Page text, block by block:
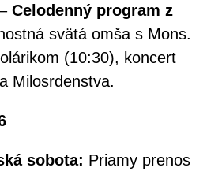
Celodenný program z
svätá omša s Mons.
(10:30), koncert
Milosrdenstva.
sobota: Priamy prenos